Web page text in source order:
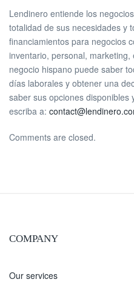
Lendinero entiende los
totalidad de sus necesidades y
financiamientos para negocios
inventario, personal,
negocio hispano puede saber
días laborales y obtener una
saber sus opciones
escriba a:
Comments are closed.
COMPANY
Our services